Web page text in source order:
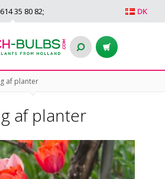
DK
614 35 80 82;
af planter
af planter